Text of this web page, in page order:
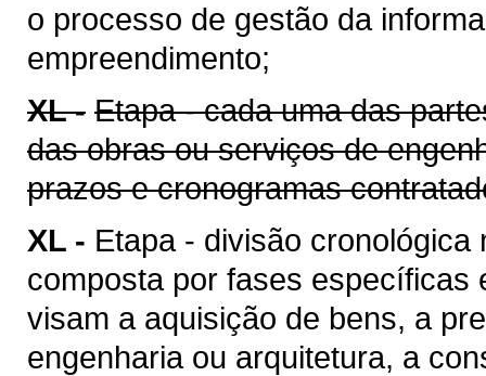
o processo de gestão da
empreendimento;
XL - Etapa - cada uma das
das obras ou serviços de
prazos e cronogramas
XL - Etapa - divisão
composta por fases específicas
visam a aquisição de bens, a
engenharia ou arquitetura, a